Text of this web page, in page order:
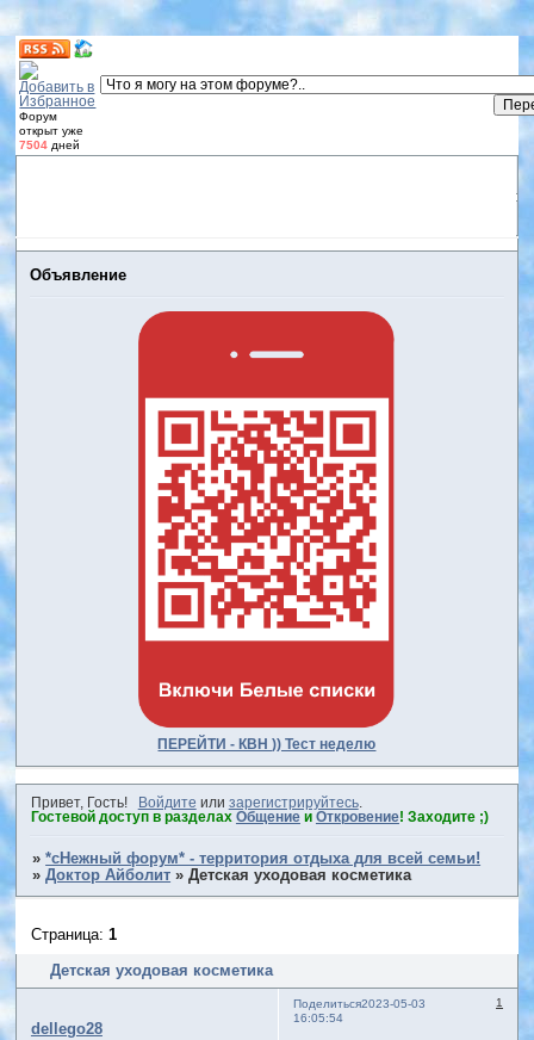
Форум
открыт уже
7504 дней
Объявление
ПЕРЕЙТИ - КВН )) Тест неделю
Привет, Гость! Войдите или зарегистрируйтесь.
Гостевой доступ в разделах Общениеи Откровение! Заходите ;)
»*сНежный форум* - территория отдыха для всей семьи!
»Доктор Айболит »Детская уходовая косметика
Детская уходовая косметика
Страница:1
Поделиться 1
2023-05-03
16:05:54
dellego28